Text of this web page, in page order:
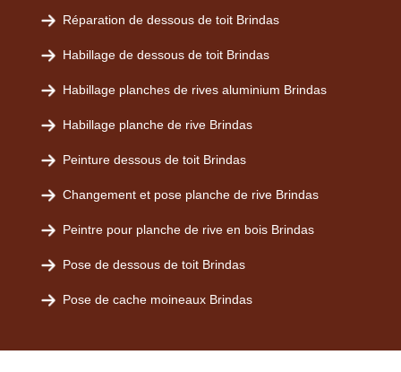
Réparation de dessous de toit Brindas
Habillage de dessous de toit Brindas
Habillage planches de rives aluminium Brindas
Habillage planche de rive Brindas
Peinture dessous de toit Brindas
Changement et pose planche de rive Brindas
Peintre pour planche de rive en bois Brindas
Pose de dessous de toit Brindas
Pose de cache moineaux Brindas